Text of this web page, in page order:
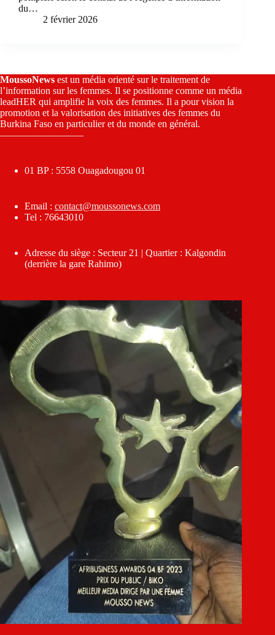
du…
2 février 2026
MoussoNews est un média orienté sur le traitement de
l’information sur les femmes. Il se positionne comme un média
leadHER qui amplifie la voix des femmes. Il a pour vision la
promotion et la valorisation des initiatives des femmes du
Burkina Faso en particulier et du monde en général.
————————–
01 BP : 5558 Ouagadougou 01
Email : contact@moussonews.com
Tel : 76643010
Adresse du siège : Secteur 21 | Quartier : Kalgondin
(derrière la gare Rahimo)